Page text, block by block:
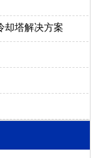
却塔解决方案